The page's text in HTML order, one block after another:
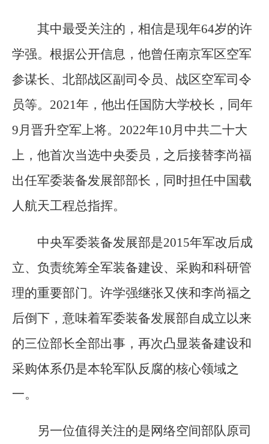
其中最受关注的，相信是现年64岁的许
学强。根据公开信息，他曾任南京军区空军
参谋长、北部战区副司令员、战区空军司令
员等。2021年，他出任国防大学校长，同年
9月晋升空军上将。2022年10月中共二十大
上，他首次当选中央委员，之后接替李尚福
出任军委装备发展部部长，同时担任中国载
人航天工程总指挥。
中央军委装备发展部是2015年军改后成
立、负责统筹全军装备建设、采购和科研管
理的重要部门。许学强继张又侠和李尚福之
后倒下，意味着军委装备发展部自成立以来
的三位部长全部出事，再次凸显装备建设和
采购体系仍是本轮军队反腐的核心领域之
一。
另一位值得关注的是网络空间部队原司